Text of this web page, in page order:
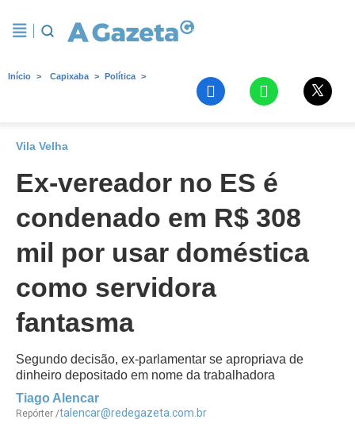
Início Capixaba Política
Vila Velha
Ex-vereador no ES é
condenado em R$ 308
mil por usar doméstica
como servidora
fantasma
Segundo decisão, ex-parlamentar se apropriava de
dinheiro depositado em nome da trabalhadora
Tiago Alencar
Repórter /talencar@redegazeta.com.br